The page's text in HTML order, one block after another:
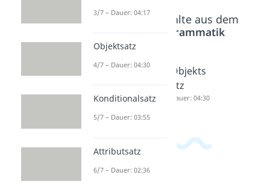
Beliebte Inhalte aus dem
Grammatik
Relativs
Dauer: 03:55
Subjekts
Dauer: 04:17
Objekts
atz
Dauer: 04:30
3/7 – Dauer: 04:17
Objektsatz
4/7 – Dauer: 04:30
Konditionalsatz
5/7 – Dauer: 03:55
Attributsatz
6/7 – Dauer: 02:36